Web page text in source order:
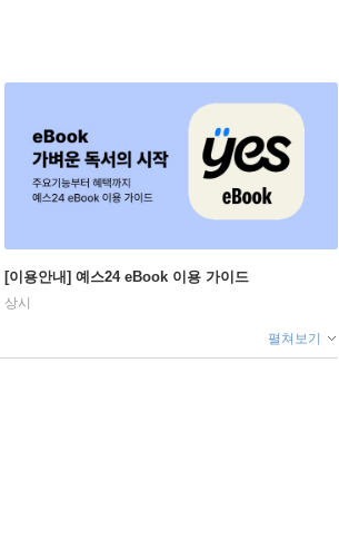
[이용안내] 예스24 eBook 이용 가이드
상시
펼쳐보기